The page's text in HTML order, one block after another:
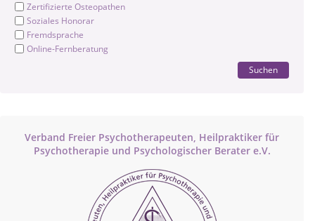
Zertifizierte Osteopathen
Soziales Honorar
Fremdsprache
Online-Fernberatung
Suchen
Verband Freier Psychotherapeuten, Heilpraktiker für
Psychotherapie und Psychologischer Berater e.V.